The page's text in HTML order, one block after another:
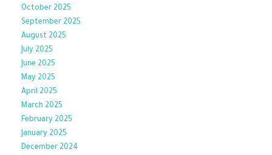
October 2025
September 2025
August 2025
July 2025
June 2025
May 2025
April 2025
March 2025
February 2025
January 2025
December 2024